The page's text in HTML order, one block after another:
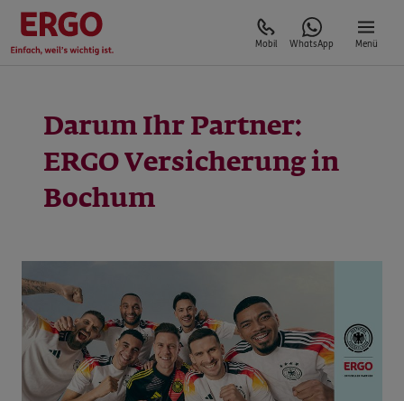
Mobil WhatsApp Menü
Darum Ihr Partner:
ERGO Versicherung in
Bochum